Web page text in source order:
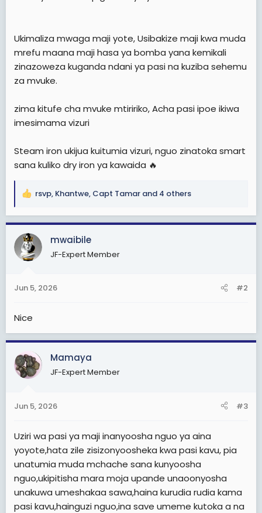
Ukimaliza mwaga maji yote, Usibakize maji kwa muda
mrefu maana maji hasa ya bomba yana kemikali
zinazoweza kuganda ndani ya pasi na kuziba sehemu
za mvuke.
zima kitufe cha mvuke mtiririko, Acha pasi ipoe ikiwa
imesimama vizuri
Steam iron ukijua kuitumia vizuri, nguo zinatoka smart
sana kuliko dry iron ya kawaida 🔥
R
a
c
t
i
s
rsvp, Khantwe, Capt Tamar and 4 others
mwaibile
JF-Expert Member
Jun 5, 2026 #2
Nice
Mamaya
JF-Expert Member
Jun 5, 2026 #3
Uziri wa pasi ya maji inanyoosha nguo ya aina
yoyote,hata zile zisizonyoosheka kwa pasi kavu, pia
unatumia muda mchache sana kunyoosha
nguo,ukipitisha mara moja upande unaoonyosha
unakuwa umeshakaa sawa,haina kurudia rudia kama
pasi kavu,hainguzi nguo,ina save umeme kutoka a na